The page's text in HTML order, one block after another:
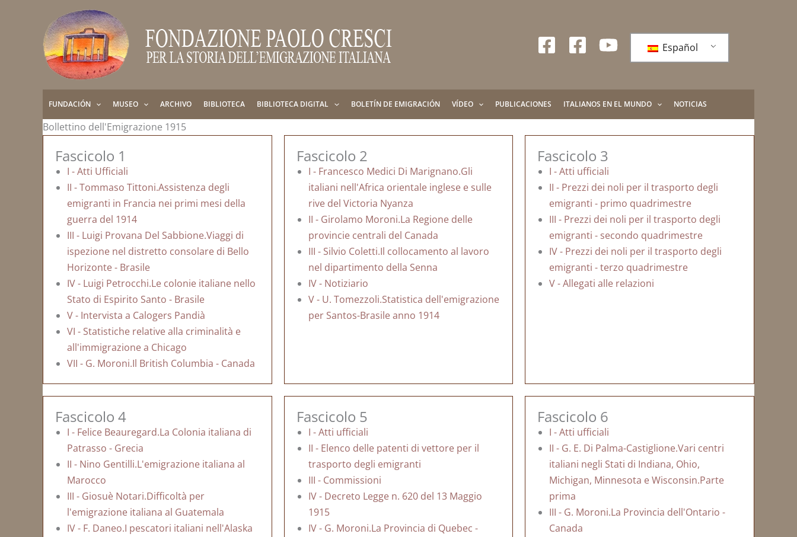
contenido
Español
FUNDACIÓN MUSEO ARCHIVO BIBLIOTECA BIBLIOTECA DIGITAL BOLETÍN DE EMIGRACIÓN VÍDEO PUBLICACIONES ITALIANOS EN EL MUNDO NOTICIAS
Bollettino dell'Emigrazione 1915
Fascicolo 1
I - Atti Ufficiali
II - Tommaso Tittoni.Assistenza degli
emigranti in Francia nei primi mesi della
guerra del 1914
III - Luigi Provana Del Sabbione.Viaggi di
ispezione nel distretto consolare di Bello
Horizonte - Brasile
IV - Luigi Petrocchi.Le colonie italiane nello
Stato di Espirito Santo - Brasile
V - Intervista a Calogers Pandià
VI - Statistiche relative alla criminalità e
all'immigrazione a Chicago
VII - G. Moroni.Il British Columbia - Canada
Fascicolo 2
I - Francesco Medici Di Marignano.Gli
italiani nell'Africa orientale inglese e sulle
rive del Victoria Nyanza
II - Girolamo Moroni.La Regione delle
provincie centrali del Canada
III - Silvio Coletti.Il collocamento al lavoro
nel dipartimento della Senna
IV - Notiziario
V - U. Tomezzoli.Statistica dell'emigrazione
per Santos-Brasile anno 1914
Fascicolo 3
I - Atti ufficiali
II - Prezzi dei noli per il trasporto degli
emigranti - primo quadrimestre
III - Prezzi dei noli per il trasporto degli
emigranti - secondo quadrimestre
IV - Prezzi dei noli per il trasporto degli
emigranti - terzo quadrimestre
V - Allegati alle relazioni
Fascicolo 4
I - Felice Beauregard.La Colonia italiana di
Patrasso - Grecia
II - Nino Gentilli.L'emigrazione italiana al
Marocco
III - Giosuè Notari.Difficoltà per
l'emigrazione italiana al Guatemala
IV - F. Daneo.I pescatori italiani nell'Alaska
Fascicolo 5
I - Atti ufficiali
II - Elenco delle patenti di vettore per il
trasporto degli emigranti
III - Commissioni
IV - Decreto Legge n. 620 del 13 Maggio
1915
IV - G. Moroni.La Provincia di Quebec -
Fascicolo 6
I - Atti ufficiali
II - G. E. Di Palma-Castiglione.Vari centri
italiani negli Stati di Indiana, Ohio,
Michigan, Minnesota e Wisconsin.Parte
prima
III - G. Moroni.La Provincia dell'Ontario -
Canada